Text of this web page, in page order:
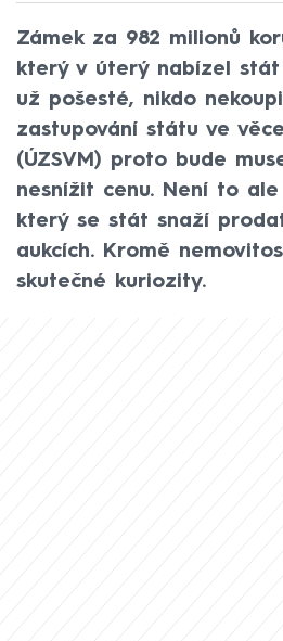
Zámek za 982 milionů
který v úterý nabízel stát
už pošesté, nikdo
zastupování státu ve
(ÚZSVM) proto bude
nesnížit cenu. Není to
který se stát snaží
aukcích. Kromě
skutečné kuriozity.